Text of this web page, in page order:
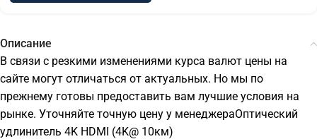
Описание
В связи с резкими изменениями курса валют цены на
сайте могут отличаться от актуальных. Но мы по
прежнему готовы предоставить вам лучшие условия на
рынке. Уточняйте точную цену у менеджераОптический
удлинитель 4K HDMI (4K@ 10км)